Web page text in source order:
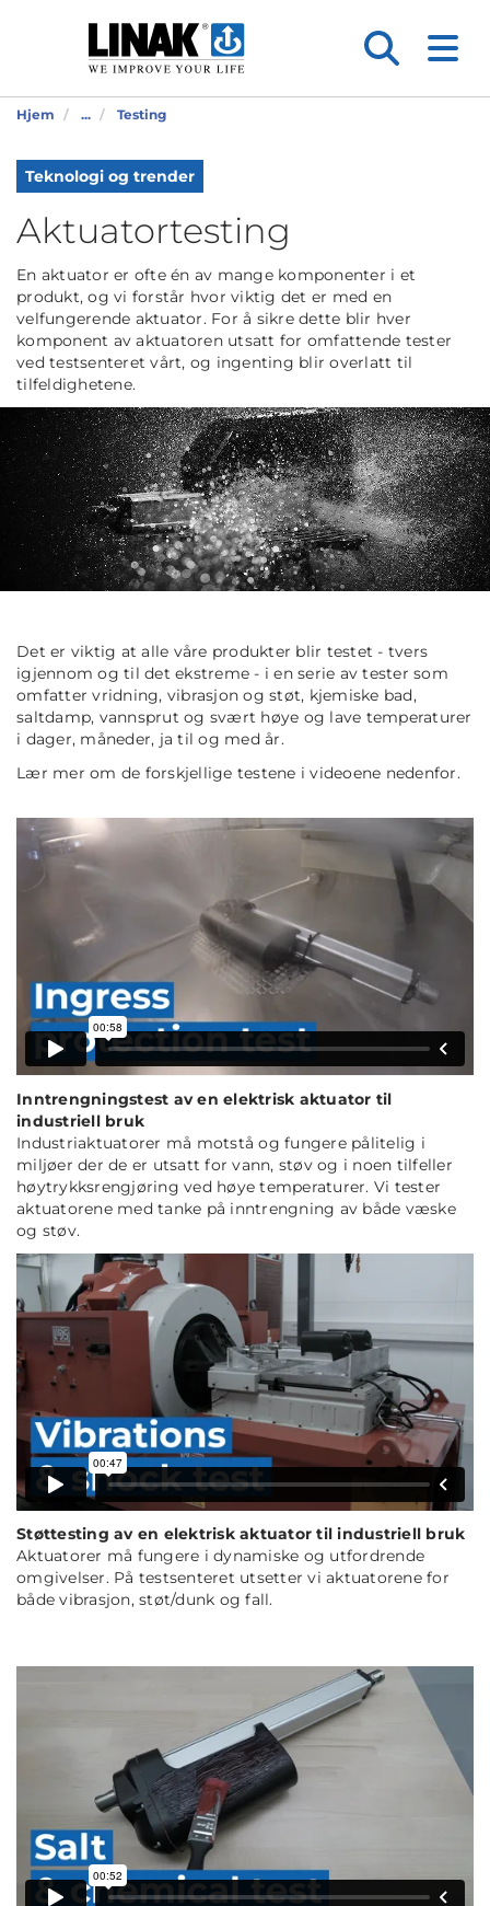
Hjem ... Testing
Teknologi og trender
Aktuatortesting
En aktuator er ofte én av mange komponenter i et
produkt, og vi forstår hvor viktig det er med en
velfungerende aktuator. For å sikre dette blir hver
komponent av aktuatoren utsatt for omfattende tester
ved testsenteret vårt, og ingenting blir overlatt til
tilfeldighetene.
Det er viktig at alle våre produkter blir testet - tvers
igjennom og til det ekstreme - i en serie av tester som
omfatter vridning, vibrasjon og støt, kjemiske bad,
saltdamp, vannsprut og svært høye og lave temperaturer
i dager, måneder, ja til og med år.
Lær mer om de forskjellige testene i videoene nedenfor.
Inntrengningstest av en elektrisk aktuator til
industriell bruk
Industriaktuatorer må motstå og fungere pålitelig i
miljøer der de er utsatt for vann, støv og i noen tilfeller
høytrykksrengjøring ved høye temperaturer. Vi tester
aktuatorene med tanke på inntrengning av både væske
og støv.
Støttesting av en elektrisk aktuator til industriell bruk
Aktuatorer må fungere i dynamiske og utfordrende
omgivelser. På testsenteret utsetter vi aktuatorene for
både vibrasjon, støt/dunk og fall.